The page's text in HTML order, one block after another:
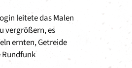
leitete das Malen
vergrößern, es
ernten, Getreide
Rundfunk